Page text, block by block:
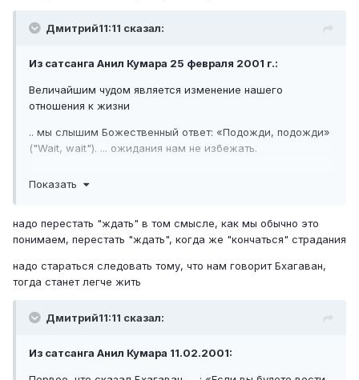
Дмитрий11:11 сказал:
Из сатсанга Анил Кумара 25 февраля 2001 г.:
Величайшим чудом является изменение нашего
отношения к жизни
.. мы слышим Божественный ответ: «Подожди, подожди»
("Wait, wait"). ... ожидания нам не избежать.
чтобы мы сидели, где сидим и оставались спокойными и
невозмутимыми..
Четвёртый момент: как мы должны ждать? Сколько мы
должны ждать?...
чувствуем боль и разочарование. Ожидание не нужно
времени, потому что Бог выше времени. Бог вне
Показать
надо перестать "ждать" в том смысле, как мы обычно это
понимаем, перестать "ждать", когда же "кончаться" страдания
надо стараться следовать тому, что нам говорит Бхагаван,
тогда станет легче жить
Дмитрий11:11 сказал:
Из сатсанга Анил Кумара 11.02.2001: